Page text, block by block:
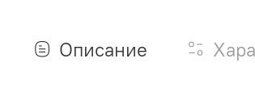
Описание